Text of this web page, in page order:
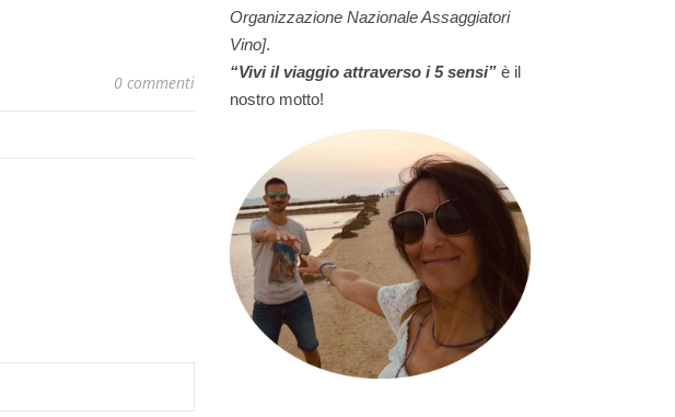
0 commenti
Organizzazione Nazionale Assaggiatori
Vino].
“Vivi il viaggio attraverso i 5 sensi” è il
nostro motto!